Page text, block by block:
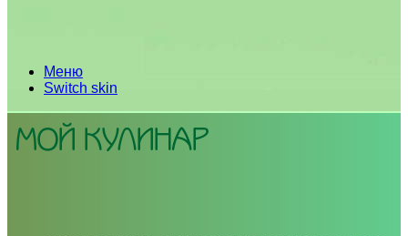
Меню
Switch skin